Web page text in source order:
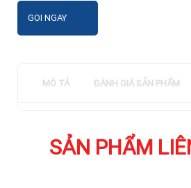
GỌI NGAY
MÔ TẢ ĐÁNH GIÁ SẢN PHẨM
SẢN PHẨM